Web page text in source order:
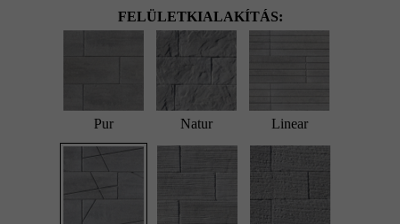
FELÜLETKIALAKÍTÁS:
Pur Natur Linear